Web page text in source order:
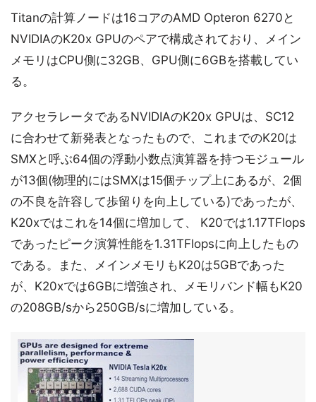
Titanの計算ノードは16コアのAMD Opteron 6270と
NVIDIAのK20x GPUのペアで構成されており、メイン
メモリはCPU側に32GB、GPU側に6GBを搭載してい
る。
アクセラレータであるNVIDIAのK20x GPUは、SC12
に合わせて新発表となったもので、これまでのK20は
SMXと呼ぶ64個の浮動小数点演算器を持つモジュール
が13個(物理的にはSMXは15個チップ上にあるが、2個
の不良を許容して歩留りを向上している)であったが、
K20xではこれを14個に増加して、 K20では1.17TFlops
であったピーク演算性能を1.31TFlopsに向上したもの
である。また、メインメモリもK20は5GBであった
が、K20xでは6GBに増強され、メモリバンド幅もK20
の208GB/sから250GB/sに増加している。